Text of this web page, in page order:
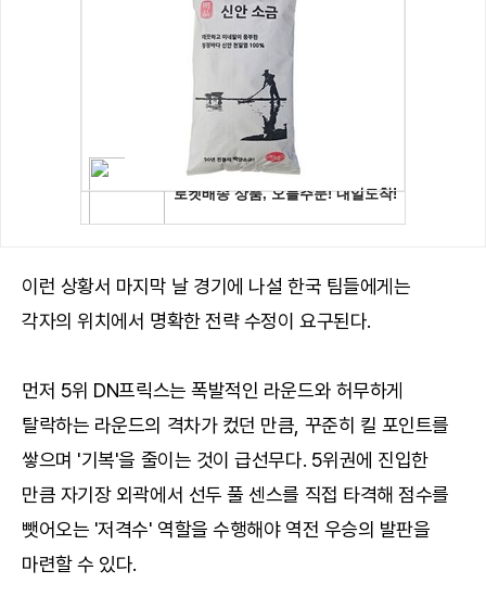
이런 상황서 마지막 날 경기에 나설 한국 팀들에게는
각자의 위치에서 명확한 전략 수정이 요구된다.
먼저 5위 DN프릭스는 폭발적인 라운드와 허무하게
탈락하는 라운드의 격차가 컸던 만큼, 꾸준히 킬 포인트를
쌓으며 '기복'을 줄이는 것이 급선무다. 5위권에 진입한
만큼 자기장 외곽에서 선두 풀 센스를 직접 타격해 점수를
뺏어오는 '저격수' 역할을 수행해야 역전 우승의 발판을
마련할 수 있다.